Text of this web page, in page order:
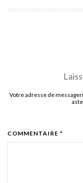
Votre adresse de
COMMENTAIRE *